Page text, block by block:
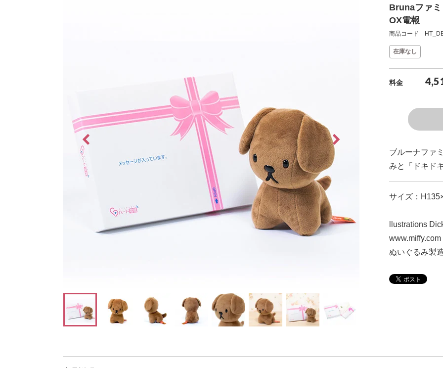
Brunaファ
OX電報
商品コード
在庫なし
料金
ブルーナファ
みと「ドキド
サイズ：
llustrations
www.miffy.com
ぬいぐるみ製